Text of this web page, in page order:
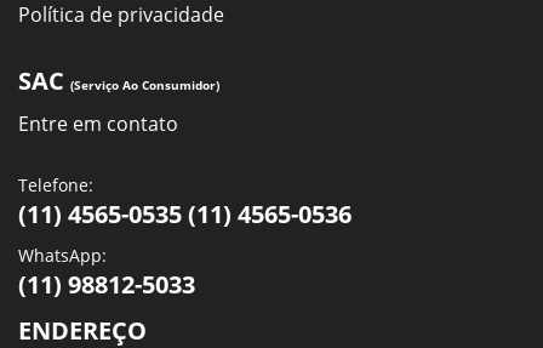
Política de privacidade
SAC (Serviço Ao Consumidor)
Entre em contato
Telefone:
(11) 4565-0535 (11) 4565-0536
WhatsApp:
(11) 98812-5033
ENDEREÇO